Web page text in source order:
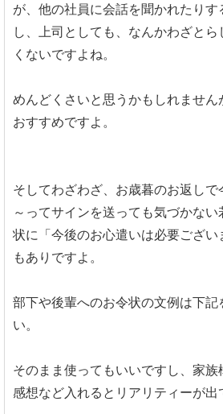
が、他の社員に会話を聞かれたり
し、上司としても、なんかわざと
くないですよね。
めんどくさいと思うかもしれませ
おすすめですよ。
そしてわざわざ、お歳暮のお返しで
～ってサインを送っても気づかな
状に「今後のお心遣いは必要ござ
もありですよ。
部下や後輩へのお令状の文例は下記
い。
そのまま使ってもいいですし、家
感想など入れるとリアリティーが出